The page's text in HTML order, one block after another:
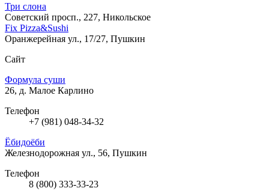
Три слона
Советский просп., 227, Никольское
Fix Pizza&Sushi
Оранжерейная ул., 17/27, Пушкин
Сайт
Формула суши
26, д. Малое Карлино
Телефон
+7 (981) 048-34-32
Ёбидоёби
Железнодорожная ул., 56, Пушкин
Телефон
8 (800) 333-33-23